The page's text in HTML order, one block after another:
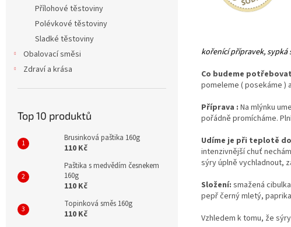
Přílohové těstoviny
Polévkové těstoviny
Sladké těstoviny
Obalovací směsi
Zdraví a krása
Top 10 produktů
Brusinková paštika 160g
110 Kč
Paštika s medvědím česnekem
160g
110 Kč
Topinková směs 160g
110 Kč
kořenící přípravek, sypká
Co budeme
pomeleme ( posekáme )
Příprava : Na mlýnku
pořádně promícháme.
Udíme je při teplotě do
intenzivnější chuť
sýry úplně vychladnout,
Složení: smažená
pepř černý mletý,
Vzhledem k tomu, že